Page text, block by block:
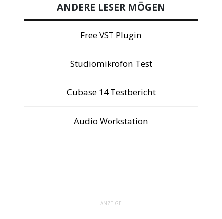
ANDERE LESER MÖGEN
Free VST Plugin
Studiomikrofon Test
Cubase 14 Testbericht
Audio Workstation
ANZEIGE